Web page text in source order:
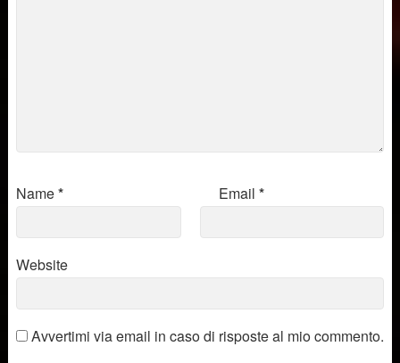
Name* Email *
Website
Avvertimi via email in caso di risposte al mio commento.